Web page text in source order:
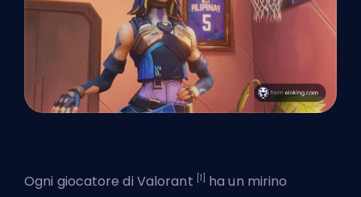
Ogni giocatore di Valorant [1] ha un mirino